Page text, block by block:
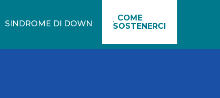
SINDROME DI DOWN
COME
SOSTENERCI